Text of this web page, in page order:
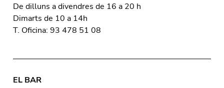
De dilluns a divendres de 16 a 20 h
Dimarts de 10 a 14h
T. Oficina: 93 478 51 08
EL BAR